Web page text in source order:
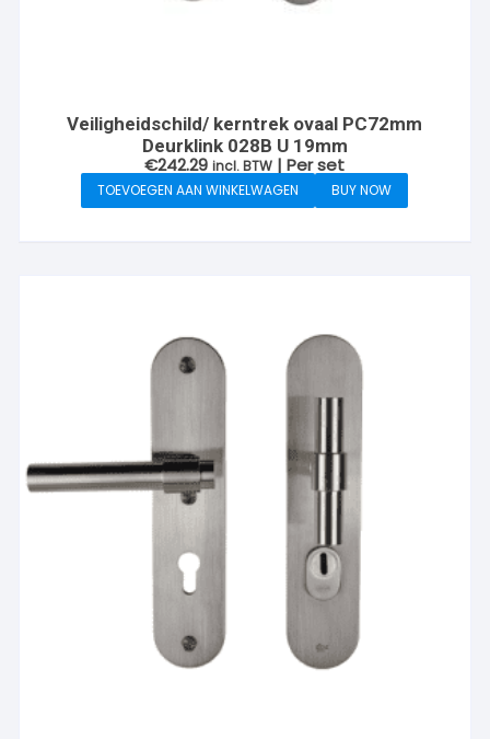
Veiligheidschild/ kerntrek ovaal PC72mm
Deurklink 028B U 19mm
€242.29 incl. BTW | Per set
TOEVOEGEN AAN WINKELWAGEN BUY NOW